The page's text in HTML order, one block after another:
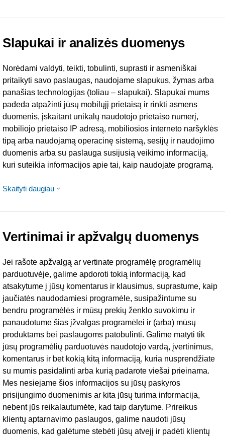
Slapukai ir analizės duomenys
Norėdami valdyti, teikti, tobulinti, suprasti ir asmeniškai
pritaikyti savo paslaugas, naudojame slapukus, žymas arba
panašias technologijas (toliau – slapukai). Slapukai mums
padeda atpažinti jūsų mobilųjį prietaisą ir rinkti asmens
duomenis, įskaitant unikalų naudotojo prietaiso numerį,
mobiliojo prietaiso IP adresą, mobiliosios interneto naršyklės
tipą arba naudojamą operacinę sistemą, sesijų ir naudojimo
duomenis arba su paslauga susijusią veikimo informaciją,
kuri suteikia informacijos apie tai, kaip naudojate programą.
Skaityti daugiau
Vertinimai ir apžvalgų duomenys
Jei rašote apžvalgą ar vertinate programėlę programėlių
parduotuvėje, galime apdoroti tokią informaciją, kad
atsakytume į jūsų komentarus ir klausimus, suprastume, kaip
jaučiatės naudodamiesi programėle, susipažintume su
bendru programėlės ir mūsų prekių ženklo suvokimu ir
panaudotume šias įžvalgas programėlei ir (arba) mūsų
produktams bei paslaugoms patobulinti. Galime matyti tik
jūsų programėlių parduotuvės naudotojo vardą, įvertinimus,
komentarus ir bet kokią kitą informaciją, kuria nusprendžiate
su mumis pasidalinti arba kurią padarote viešai prieinama.
Mes nesiejame šios informacijos su jūsų paskyros
prisijungimo duomenimis ar kita jūsų turima informacija,
nebent jūs reikalautumėte, kad taip darytume. Prireikus
klientų aptarnavimo paslaugos, galime naudoti jūsų
duomenis, kad galėtume stebėti jūsų atvejį ir padėti klientų